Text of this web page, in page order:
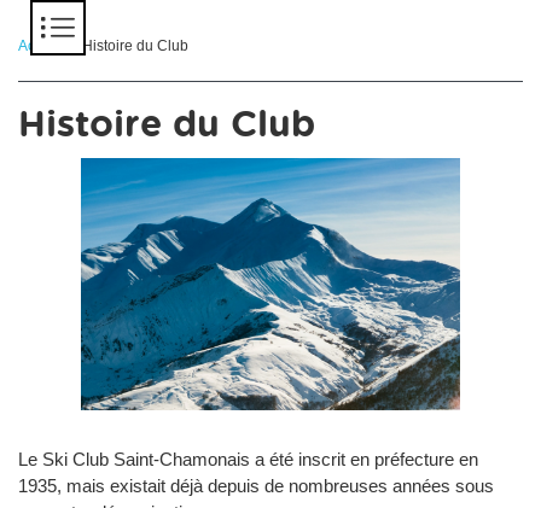
Accueil > Histoire du Club
Histoire du Club
Le Ski Club Saint-Chamonais a été inscrit en préfecture en
1935, mais existait déjà depuis de nombreuses années sous